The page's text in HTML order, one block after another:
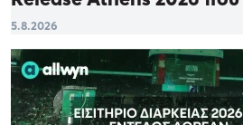
5.8.2026